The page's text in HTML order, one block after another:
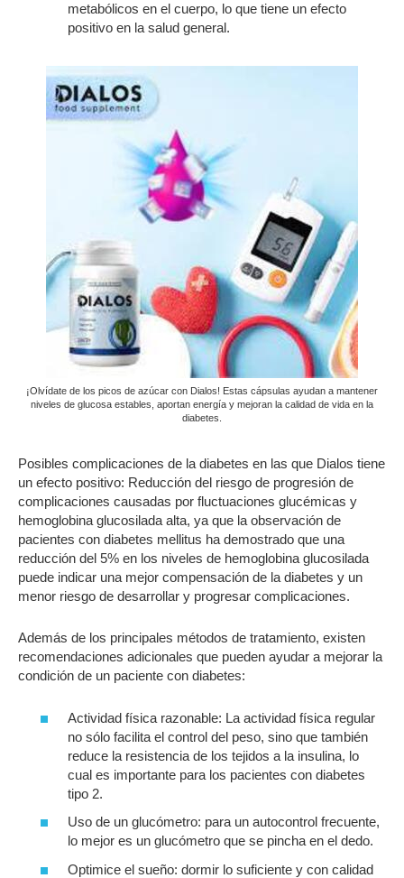
metabólicos en el cuerpo, lo que tiene un efecto
positivo en la salud general.
¡Olvídate de los picos de azúcar con Dialos! Estas cápsulas ayudan a mantener
niveles de glucosa estables, aportan energía y mejoran la calidad de vida en la
diabetes.
Posibles complicaciones de la diabetes en las que Dialos tiene
un efecto positivo: Reducción del riesgo de progresión de
complicaciones causadas por fluctuaciones glucémicas y
hemoglobina glucosilada alta, ya que la observación de
pacientes con diabetes mellitus ha demostrado que una
reducción del 5% en los niveles de hemoglobina glucosilada
puede indicar una mejor compensación de la diabetes y un
menor riesgo de desarrollar y progresar complicaciones.
Además de los principales métodos de tratamiento, existen
recomendaciones adicionales que pueden ayudar a mejorar la
condición de un paciente con diabetes:
Actividad física razonable: La actividad física regular
no sólo facilita el control del peso, sino que también
reduce la resistencia de los tejidos a la insulina, lo
cual es importante para los pacientes con diabetes
tipo 2.
Uso de un glucómetro: para un autocontrol frecuente,
lo mejor es un glucómetro que se pincha en el dedo.
Optimice el sueño: dormir lo suficiente y con calidad